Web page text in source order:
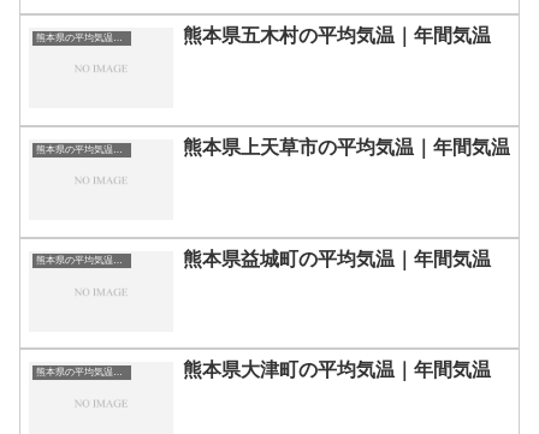
熊本県五木村の平均気温｜年間気温
熊本県上天草市の平均気温｜年間気温
熊本県の平均気温まとめ 熊本県益城町の平均気温｜年間気温
熊本県の平均気温まとめ 熊本県大津町の平均気温｜年間気温